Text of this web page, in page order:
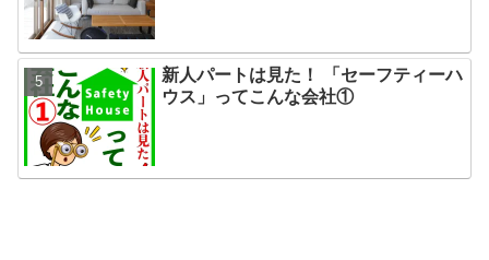
新人パートは見た！ 「セーフティーハ
ウス」ってこんな会社①